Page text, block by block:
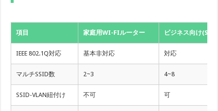
項目 家庭用WI-FIルーター ビジネス向け
IEEE 802.1Q対応 基本非対応 対応
マルチSSID数 2~3 4~8
SSID-VLAN紐付け 不可 可